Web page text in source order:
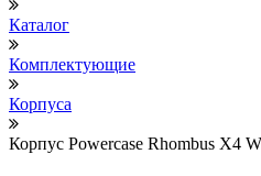
Каталог
Комплектующие
Корпуса
Корпус Powercase Rhombus X4